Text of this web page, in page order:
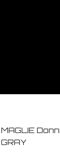
MAGLIE
GRAY